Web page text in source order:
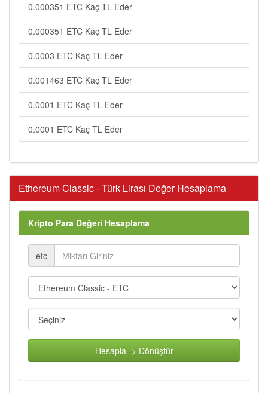
0.000351 ETC Kaç TL Eder
0.000351 ETC Kaç TL Eder
0.0003 ETC Kaç TL Eder
0.001463 ETC Kaç TL Eder
0.0001 ETC Kaç TL Eder
0.0001 ETC Kaç TL Eder
Ethereum Classic - Türk Lirası Değer Hesaplama
Kripto Para Değeri Hesaplama
etc
Hesapla -> Dönüştür